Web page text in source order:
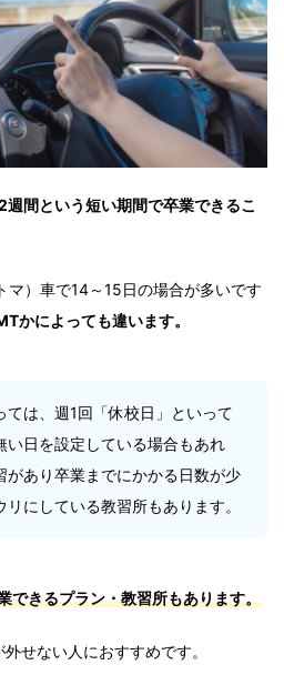
2週間という短い期間で卒業できるこ
マ）車で14～15日の場合が多いです
かによっても違います。
ては、週1回「休校日」といって
い日を設定している場合もあれ
があり卒業までにかかる日数が少
リにしている教習所もあります。
できるプラン・教習所もあります。
せない人におすすめです。